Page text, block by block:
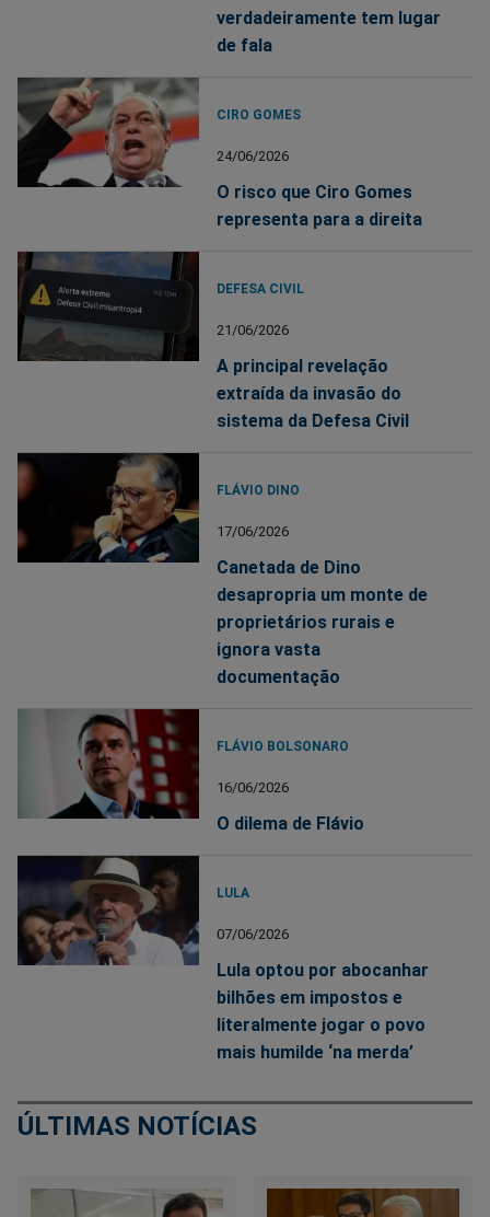
verdadeiramente tem lugar
de fala
CIRO GOMES
24/06/2026
O risco que Ciro Gomes
representa para a direita
DEFESA CIVIL
21/06/2026
A principal revelação
extraída da invasão do
sistema da Defesa Civil
FLÁVIO DINO
17/06/2026
Canetada de Dino
desapropria um monte de
proprietários rurais e
ignora vasta
documentação
FLÁVIO BOLSONARO
16/06/2026
O dilema de Flávio
LULA
07/06/2026
Lula optou por abocanhar
bilhões em impostos e
literalmente jogar o povo
mais humilde ‘na merda’
ÚLTIMAS NOTÍCIAS